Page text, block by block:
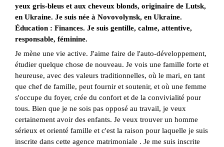
yeux gris-bleus et aux cheveux blonds, originaire de Lutsk,
en Ukraine. Je suis née à Novovolynsk, en Ukraine.
Éducation : Finances. Je suis gentille, calme, attentive,
responsable, féminine.
Je mène une vie active. J'aime faire de l'auto-développement,
étudier quelque chose de nouveau. Je vois une famille forte et
heureuse, avec des valeurs traditionnelles, où le mari, en tant
que chef de famille, peut fournir et soutenir, et où une femme
s'occupe du foyer, crée du confort et de la convivialité pour
tous. Bien que je ne sois pas opposé au travail, je veux
certainement avoir des enfants. Je veux trouver un homme
sérieux et orienté famille et c'est la raison pour laquelle je suis
inscrite dans cette agence matrimoniale . Je me suis inscrite